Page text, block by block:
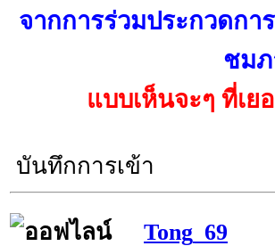
จากการร่วมประกวดกา
ชม
แบบเห็นจะๆ ที่เย
บันทึกการเข้า
Tong_69